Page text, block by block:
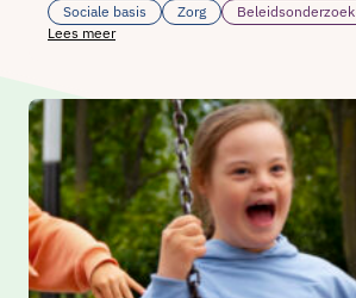
Sociale basis
Zorg
Beleidsonderzoek
Lees meer